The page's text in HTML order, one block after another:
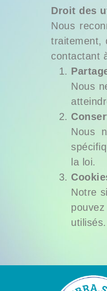
Droit des
Nous
traitement,
contactant
Nous
Nous
la loi.
Notre
utilisés.